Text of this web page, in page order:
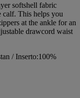
softshell fabric
calf. This helps you
at the ankle for an
drawcord waist
/ Inserto:100%